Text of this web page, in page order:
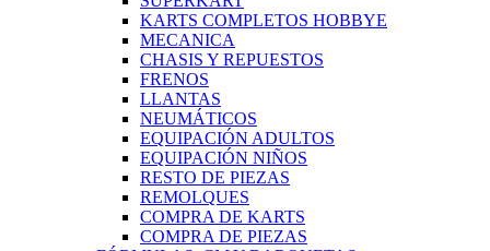
KARTS COMPLETOS HOBBYE
MECANICA
CHASIS Y REPUESTOS
FRENOS
LLANTAS
NEUMÁTICOS
EQUIPACIÓN ADULTOS
EQUIPACIÓN NIÑOS
RESTO DE PIEZAS
REMOLQUES
COMPRA DE KARTS
COMPRA DE PIEZAS